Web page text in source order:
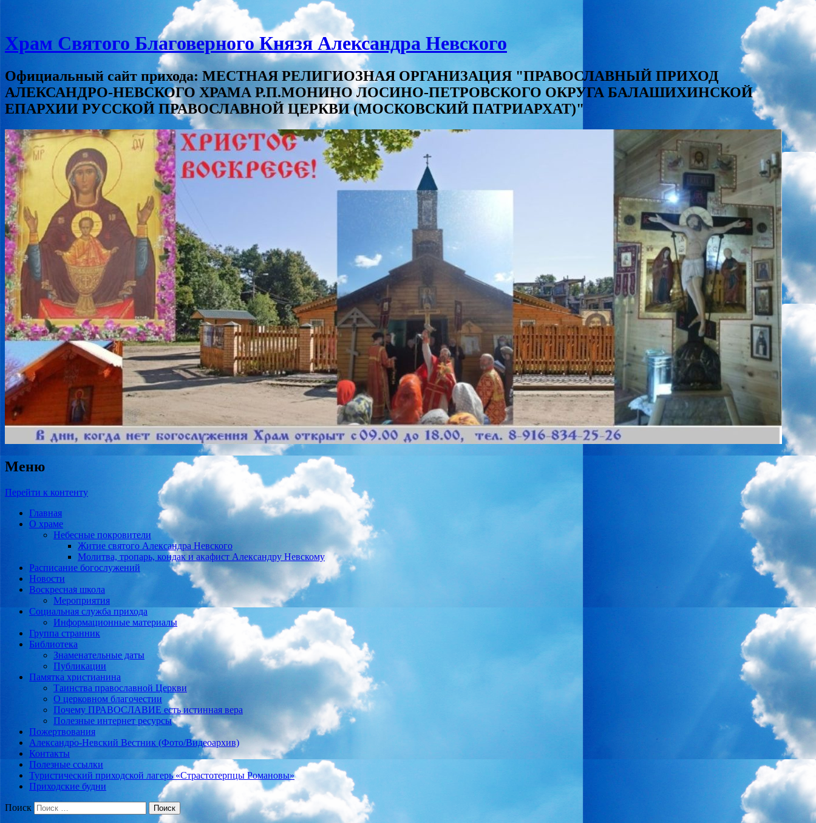
Храм Святого Благоверного Князя Александра Невского
Официальный сайт прихода: МЕСТНАЯ РЕЛИГИОЗНАЯ ОРГАНИЗАЦИЯ "ПРАВОСЛАВНЫЙ ПРИХОД
АЛЕКСАНДРО-НЕВСКОГО ХРАМА Р.П.МОНИНО ЛОСИНО-ПЕТРОВСКОГО ОКРУГА БАЛАШИХИНСКОЙ
ЕПАРХИИ РУССКОЙ ПРАВОСЛАВНОЙ ЦЕРКВИ (МОСКОВСКИЙ ПАТРИАРХАТ)"
Меню
Перейти к контенту
Главная
О храме
Небесные покровители
Житие святого Александра Невского
Молитва, тропарь, кондак и акафист Александру Невскому
Расписание богослужений
Новости
Воскресная школа
Мероприятия
Социальная служба прихода
Информационные материалы
Группа странник
Библиотека
Знаменательные даты
Публикации
Памятка христианина
Таинства православной Церкви
О церковном благочестии
Почему ПРАВОСЛАВИЕ есть истинная вера
Полезные интернет ресурсы
Пожертвования
Александро-Невский Вестник (Фото/Видеоархив)
Контакты
Полезные ссылки
Туристический приходской лагерь «Страстотерпцы Романовы»
Приходские будни
Поиск